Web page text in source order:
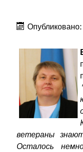
ветераны
Осталось